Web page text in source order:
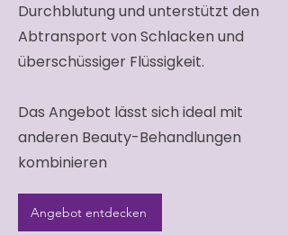
Durchblutung und unterstützt den
Abtransport von Schlacken und
überschüssiger Flüssigkeit.
Das Angebot lässt sich ideal mit
anderen Beauty-Behandlungen
kombinieren
Angebot entdecken